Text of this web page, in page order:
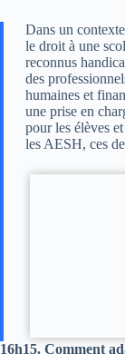
Dans un
le droit à une
reconnus
des
humaines et
une prise en
pour les élèves
les AESH, ces
16h15. Comment